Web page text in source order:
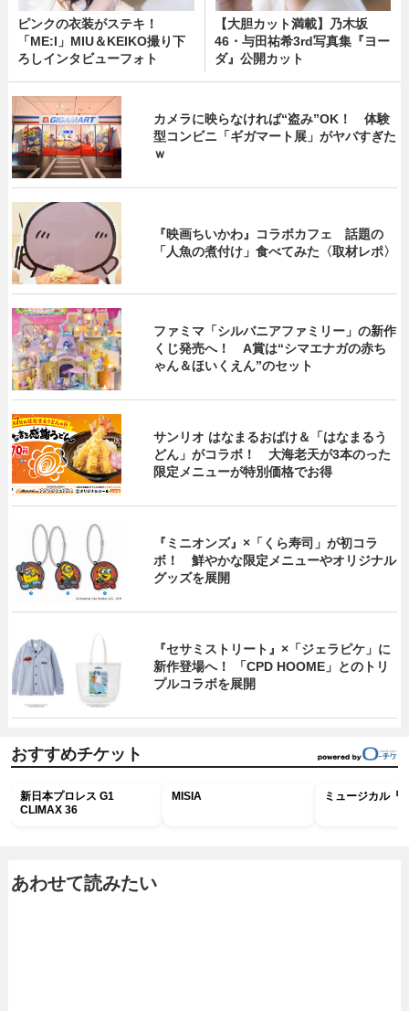
ピンクの衣装がステキ！
「ME:I」MIU＆KEIKO撮り下
ろしインタビューフォト
【大胆カット満載】乃木坂
46・与田祐希3rd写真集『ヨー
ダ』公開カット
カメラに映らなければ“盗み”OK！ 体験
型コンビニ「ギガマート展」がヤバすぎた
ｗ
『映画ちいかわ』コラボカフェ 話題の
「人魚の煮付け」食べてみた〈取材レポ〉
ファミマ「シルバニアファミリー」の新作
くじ発売へ！ A賞は“シマエナガの赤ち
ゃん＆ほいくえん”のセット
サンリオ はなまるおばけ＆「はなまるう
どん」がコラボ！ 大海老天が3本のった
限定メニューが特別価格でお得
『ミニオンズ』×「くら寿司」が初コラ
ボ！ 鮮やかな限定メニューやオリジナル
グッズを展開
『セサミストリート』×「ジェラピケ」に
新作登場へ！ 「CPD HOOME」とのトリ
プルコラボを展開
おすすめチケット
新日本プロレス G1
CLIMAX 36
MISIA ミュージカル『
あわせて読みたい